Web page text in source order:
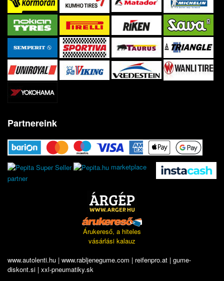
Partnereink
marketplace
partner
Árukereső, a hiteles
vásárlási kalauz
www.autolenti.hu | www.rabljenegume.com | reifenpro.at | gume-
diskont.si | xxl-pneumatiky.sk